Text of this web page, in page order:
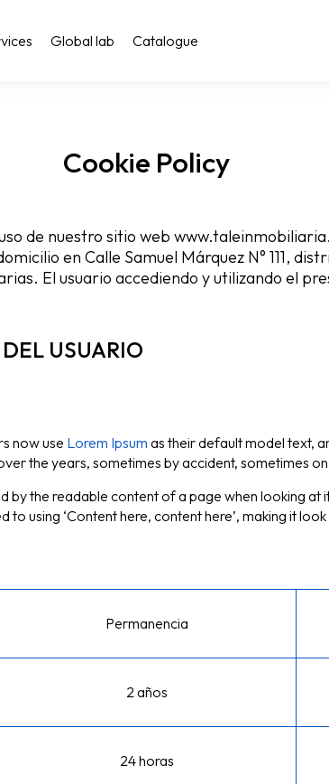
Global lab Catalogue
Cookie Policy
de nuestro sitio web
en Calle Samuel Márquez N° 111,
El usuario accediendo y utilizando el
USUARIO
now use Lorem Ipsum as their default model text,
the years, sometimes by accident, sometimes
by the readable content of a page when looking at
using ‘Content here, content here’, making it look
Permanencia
2 años
24 horas